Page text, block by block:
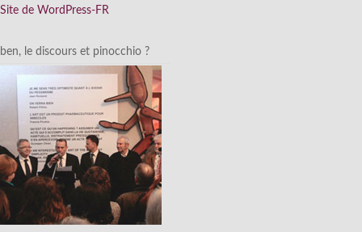
Site de WordPress-FR
ben, le discours et pinocchio ?